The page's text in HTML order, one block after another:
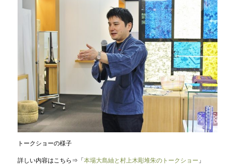
トークショーの様子
詳しい内容はこちら⇒「本場大島紬と村上木彫堆朱のトークショー 」